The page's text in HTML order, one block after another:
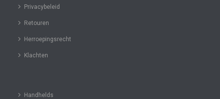
Privacybeleid
Retouren
Herroepingsrecht
Klachten
Handhelds